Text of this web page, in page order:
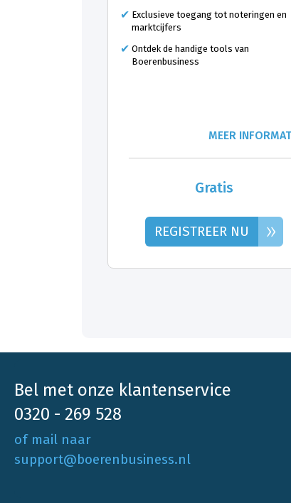
Exclusieve toegang tot noteringen en
marktcijfers
Ontdek de handige tools van
Boerenbusiness
MEER
Gratis
REGISTREER NU »
Bel met onze klantenservice
0320 - 269 528
of mail naar
support@boerenbusiness.nl